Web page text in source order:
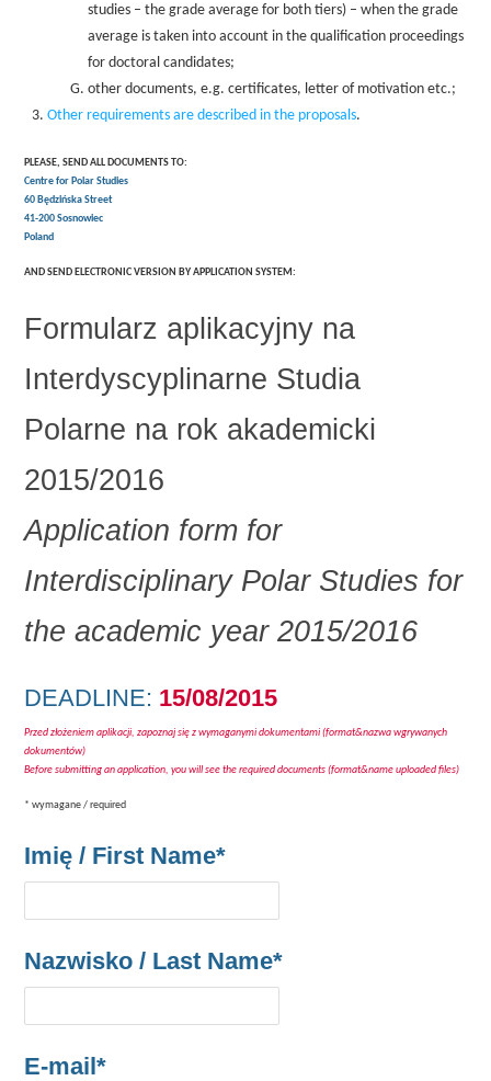
studies – the grade average for both tiers) – when the grade
average is taken into account in the qualification proceedings
for doctoral candidates;
other documents, e.g. certificates, letter of motivation etc.;
Other requirements are described in the proposals.
PLEASE, SEND ALL DOCUMENTS TO:
Centre for Polar Studies
60 Będzińska Street
41-200 Sosnowiec
Poland
AND SEND ELECTRONIC VERSION BY APPLICATION SYSTEM:
Formularz aplikacyjny na
Interdyscyplinarne Studia
Polarne na rok akademicki
2015/2016
Application form for
Interdisciplinary Polar Studies for
the academic year 2015/2016
DEADLINE: 15/08/2015
Przed złożeniem aplikacji, zapoznaj się z wymaganymi dokumentami (format&nazwa wgrywanych
dokumentów)
Before submitting an application, you will see the required documents (format&name uploaded files)
* wymagane / required
Imię / First Name*
Nazwisko / Last Name*
E-mail*